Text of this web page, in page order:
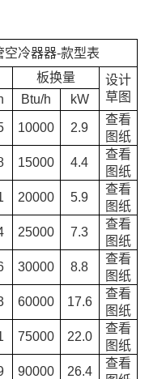
冷器器-款型表
板换量
设计
草图
Btu/h
kW
10000 2.9
查看
图纸
15000 4.4
查看
图纸
20000 5.9
查看
图纸
25000 7.3
查看
图纸
30000 8.8
查看
图纸
60000 17.6
查看
图纸
75000 22.0
查看
图纸
90000 26.4
查看